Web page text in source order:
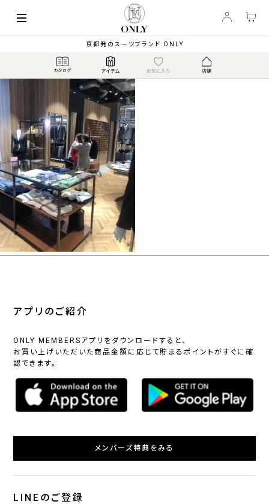
京都発のスーツブランド ONLY
S__41033754
アプリのご紹介
ONLY MEMBERSアプリをダウンロードすると、
お買い上げいただいた商品金額に応じて貯まるポイントがすぐに確
認できます。
メンバーズ特典をみる
LINEのご登録